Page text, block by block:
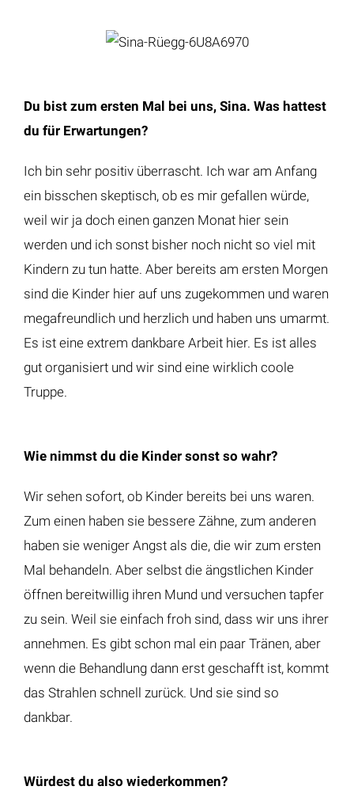
Du bist zum ersten Mal bei uns, Sina. Was hattest
du für Erwartungen?
Ich bin sehr positiv überrascht. Ich war am Anfang
ein bisschen skeptisch, ob es mir gefallen würde,
weil wir ja doch einen ganzen Monat hier sein
werden und ich sonst bisher noch nicht so viel mit
Kindern zu tun hatte. Aber bereits am ersten Morgen
sind die Kinder hier auf uns zugekommen und waren
megafreundlich und herzlich und haben uns umarmt.
Es ist eine extrem dankbare Arbeit hier. Es ist alles
gut organisiert und wir sind eine wirklich coole
Truppe.
Wie nimmst du die Kinder sonst so wahr?
Wir sehen sofort, ob Kinder bereits bei uns waren.
Zum einen haben sie bessere Zähne, zum anderen
haben sie weniger Angst als die, die wir zum ersten
Mal behandeln. Aber selbst die ängstlichen Kinder
öffnen bereitwillig ihren Mund und versuchen tapfer
zu sein. Weil sie einfach froh sind, dass wir uns ihrer
annehmen. Es gibt schon mal ein paar Tränen, aber
wenn die Behandlung dann erst geschafft ist, kommt
das Strahlen schnell zurück. Und sie sind so
dankbar.
Würdest du also wiederkommen?